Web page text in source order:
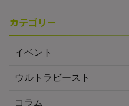
カテゴリー
イベント
ウルトラビースト
コラム